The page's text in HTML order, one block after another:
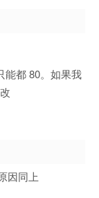
能都 80。如果我
因同上